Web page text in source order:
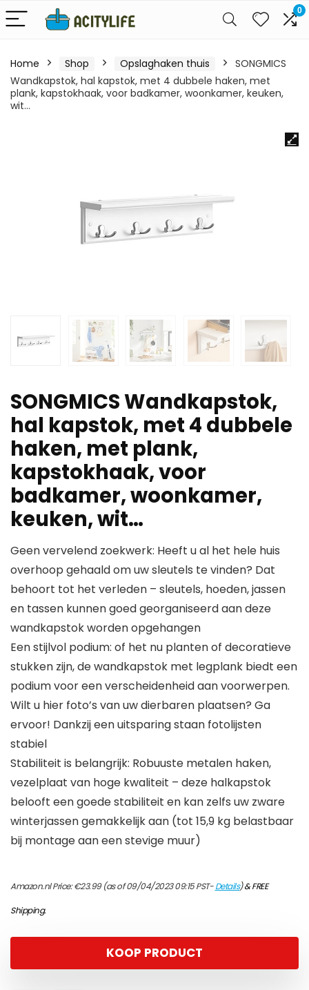
0
Home Shop Opslaghaken thuis
SONGMICS
Wandkapstok, hal kapstok, met 4 dubbele haken, met
plank, kapstokhaak, voor badkamer, woonkamer, keuken,
wit…
SONGMICS Wandkapstok,
hal kapstok, met 4 dubbele
haken, met plank,
kapstokhaak, voor
badkamer, woonkamer,
keuken, wit…
Geen vervelend zoekwerk: Heeft u al het hele huis
overhoop gehaald om uw sleutels te vinden? Dat
behoort tot het verleden – sleutels, hoeden, jassen
en tassen kunnen goed georganiseerd aan deze
wandkapstok worden opgehangen
Een stijlvol podium: of het nu planten of decoratieve
stukken zijn, de wandkapstok met legplank biedt een
podium voor een verscheidenheid aan voorwerpen.
Wilt u hier foto’s van uw dierbaren plaatsen? Ga
ervoor! Dankzij een uitsparing staan fotolijsten
stabiel
Stabiliteit is belangrijk: Robuuste metalen haken,
vezelplaat van hoge kwaliteit – deze halkapstok
belooft een goede stabiliteit en kan zelfs uw zware
winterjassen gemakkelijk aan (tot 15,9 kg belastbaar
bij montage aan een stevige muur)
Amazon.nl Price:€23.99(as of 09/04/2023 09:15 PST-Details)&FREE
Shipping.
KOOP PRODUCT